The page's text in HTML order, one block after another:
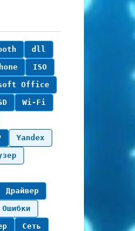
dll
ISO
Office
Wi-Fi
Yandex
Драйвер
Ошибки
Сеть